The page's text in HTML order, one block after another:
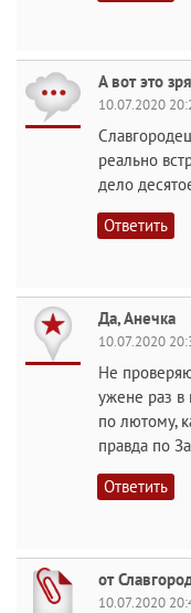
А вот это зря
10.07.2020
реально
дело
Ответить
Да, Анечка
10.07.2020
Не
ужене раз в
по лютому,
правда по
Ответить
от
10.07.2020